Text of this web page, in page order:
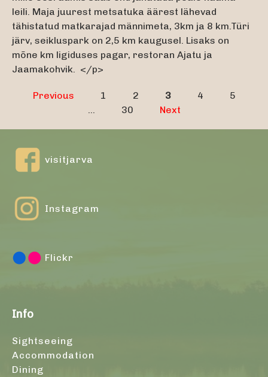
leili. Maja juurest metsatuka äärest lähevad
tähistatud matkarajad männimeta, 3km ja 8 km.Türi
järv, seikluspark on 2,5 km kaugusel. Lisaks on
mõne km ligiduses pagar, restoran Ajatu ja
Jaamakohvik. </p>
Previous 1 2 3 4
5
…
30 Next
visitjarva
Instagram
Flickr
Info
Sightseeing
Accommodation
Dining